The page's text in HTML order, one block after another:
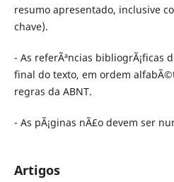
resumo apresentado, inclusive
chave).
- As referÃªncias bibliogrÃ¡ficas
final do texto, em ordem
regras da ABNT.
- As pÃ¡ginas nÃ£o devem ser
Artigos